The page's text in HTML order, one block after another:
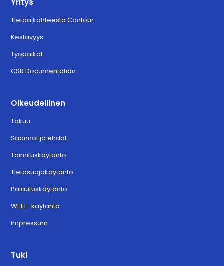
Tietoa kohteesta Contour
Kestävyys
Työpaikat
CSR Documentation
Oikeudellinen
Takuu
Säännöt ja ehdot
Toimituskäytäntö
Tietosuojakäytäntö
Palautuskäytäntö
WEEE-käytäntö
Impressum
Tuki